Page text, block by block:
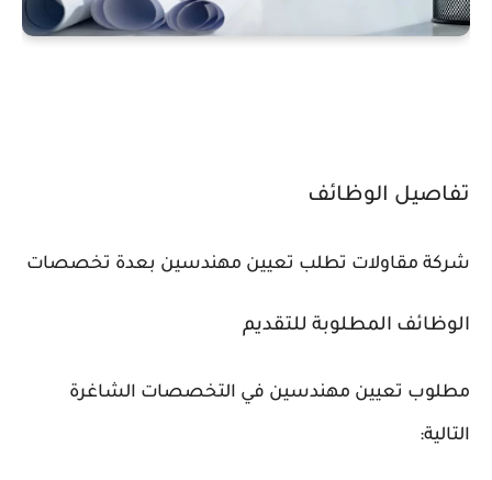
تفاصيل الوظائف
شركة مقاولات تطلب تعيين مهندسين بعدة تخصصات
الوظائف المطلوبة للتقديم
مطلوب تعيين مهندسين في التخصصات الشاغرة
التالية: